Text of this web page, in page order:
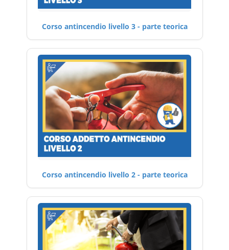
Corso antincendio livello 3 - parte teorica
Corso antincendio livello 2 - parte teorica